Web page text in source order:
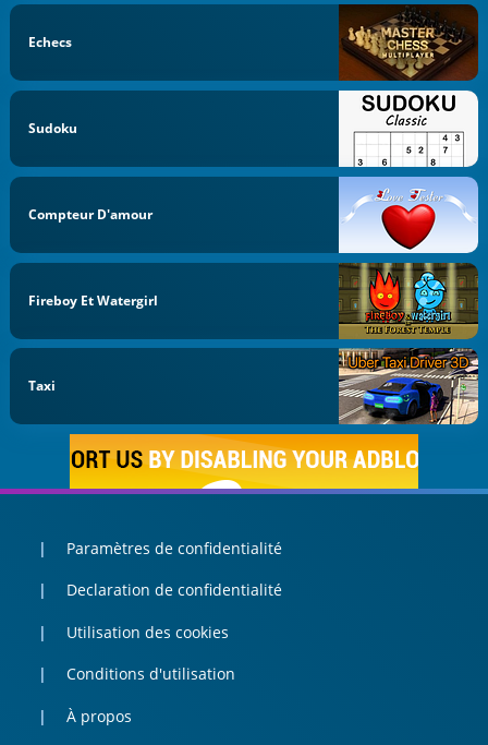
Echecs
Sudoku
Compteur D'amour
Fireboy Et Watergirl
Taxi
Paramètres de confidentialité
Declaration de confidentialité
Utilisation des cookies
Conditions d'utilisation
À propos